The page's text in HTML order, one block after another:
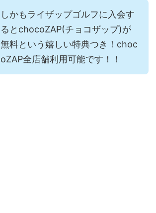
しかもライザップゴルフに入会す
るとchocoZAP(チョコザップ)が
無料という嬉しい特典つき！choc
oZAP全店舗利用可能です！！